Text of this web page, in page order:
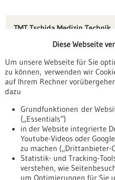
TMT Tschida Medizin Technik
78580 Bärenthal
info(at)tschida-medical-
www.tschida-medizin-
Zurück zur Ergebnisliste
Nach oben
Diese Webseite
Um unsere Webseite für Sie
zu können, verwenden wir
auf Ihrem Rechner
dazu
Grundfunktionen der
(„Essentials“)
in der Website integrierte
Youtube-Videos oder
zu machen („Drittanbieter-
Statistik- und Tracking-
verstehen, wie
um Optimierungen für Sie